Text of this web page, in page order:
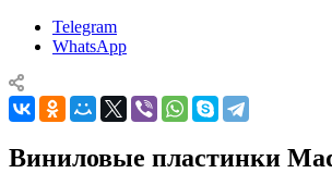
Telegram
WhatsApp
Виниловые пластинки